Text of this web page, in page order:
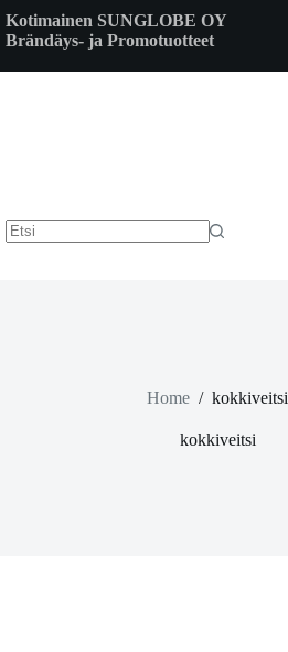
to
content
Kotimainen SUNGLOBE OY
Brändäys- ja Promotuotteet
Home / kokkiveitsi
kokkiveitsi